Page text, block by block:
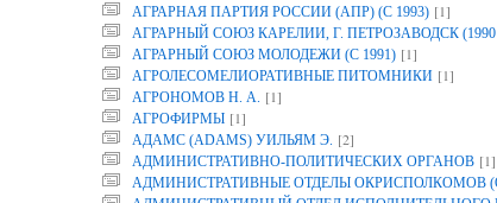
АГРАРНАЯ ПАРТИЯ РОССИИ (АПР) (С 1993) [1]
АГРАРНЫЙ СОЮЗ КАРЕЛИИ, Г. ПЕТРОЗАВОДСК (1990
АГРАРНЫЙ СОЮЗ МОЛОДЕЖИ (С 1991) [1]
АГРОЛЕСОМЕЛИОРАТИВНЫЕ ПИТОМНИКИ [1]
АГРОНОМОВ Н. А. [1]
АГРОФИРМЫ [1]
АДАМС (ADAMS) УИЛЬЯМ Э. [2]
АДМИНИСТРАТИВНО-ПОЛИТИЧЕСКИХ ОРГАНОВ [1]
АДМИНИСТРАТИВНЫЕ ОТДЕЛЫ ОКРИСПОЛКОМОВ